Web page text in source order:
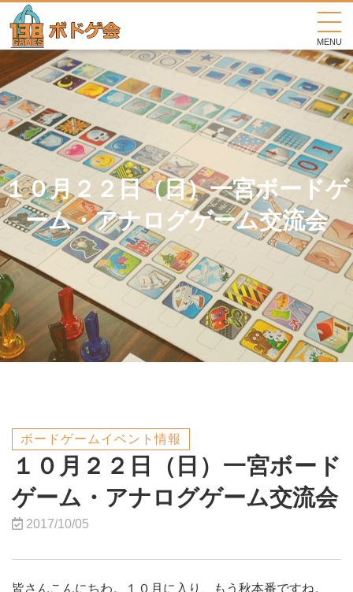
MENU
１０月２２日（日）一宮ボードゲ
ーム・アナログゲーム交流会
ボードゲームイベント情報
１０月２２日（日）一宮ボード
ゲーム・アナログゲーム交流会
2017/10/05
皆さんこんにちわ。１０月に入り、もう秋本番ですね。